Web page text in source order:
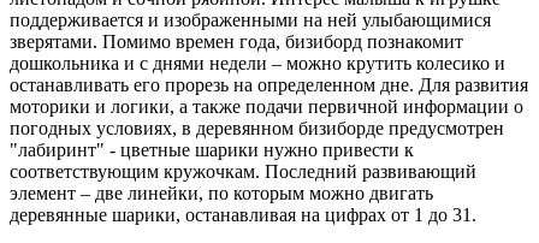
поддерживается и изображенными на ней улыбающимися
зверятами. Помимо времен года, бизиборд познакомит
дошкольника и с днями недели – можно крутить колесико и
останавливать его прорезь на определенном дне. Для развития
моторики и логики, а также подачи первичной информации о
погодных условиях, в деревянном бизиборде предусмотрен
"лабиринт" - цветные шарики нужно привести к
соответствующим кружочкам. Последний развивающий
элемент – две линейки, по которым можно двигать
деревянные шарики, останавливая на цифрах от 1 до 31.